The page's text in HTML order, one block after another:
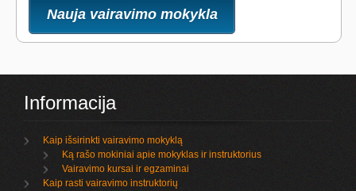
Nauja vairavimo mokykla
Informacija
Kaip išsirinkti vairavimo mokyklą
Ką rašo mokiniai apie mokyklas ir instruktorius
Vairavimo kursai ir egzaminai
Kaip rasti vairavimo instruktorių